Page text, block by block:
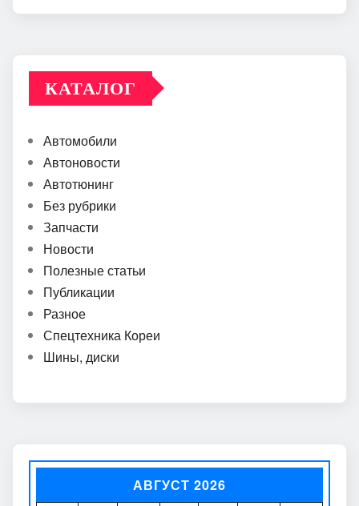
КАТАЛОГ
Автомобили
Автоновости
Автотюнинг
Без рубрики
Запчасти
Новости
Полезные статьи
Публикации
Разное
Спецтехника Кореи
Шины, диски
АВГУСТ 2026